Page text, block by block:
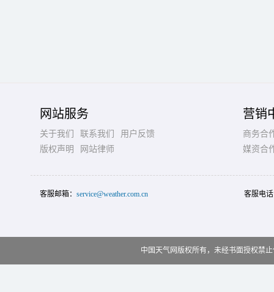
网站服务
关于我们 联系我们
用户反馈
版权声明
网站律师
营销
商务合
媒资合
客服邮箱： service@weather.com.cn 客服电
中国天气网版权所有，未经书面授权